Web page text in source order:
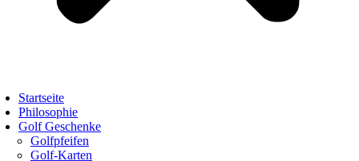
Startseite
Philosophie
Golf Geschenke
Golfpfeifen
Golf-Karten